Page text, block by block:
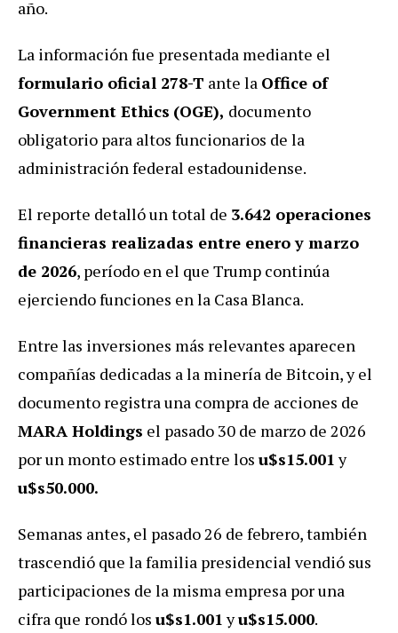
año.
La información fue presentada mediante el
formulario oficial 278-T ante la Office of
Government Ethics (OGE), documento
obligatorio para altos funcionarios de la
administración federal estadounidense.
El reporte detalló un total de 3.642 operaciones
financieras realizadas entre enero y marzo
de 2026, período en el que Trump continúa
ejerciendo funciones en la Casa Blanca.
Entre las inversiones más relevantes aparecen
compañías dedicadas a la minería de Bitcoin, y el
documento registra una compra de acciones de
MARA Holdings el pasado 30 de marzo de 2026
por un monto estimado entre los u$s15.001 y
u$s50.000.
Semanas antes, el pasado 26 de febrero, también
trascendió que la familia presidencial vendió sus
participaciones de la misma empresa por una
cifra que rondó los u$s1.001 yu$s15.000.